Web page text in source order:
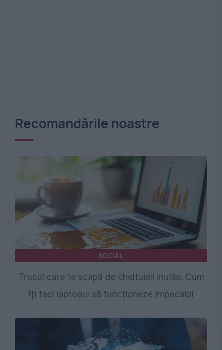
Recomandările noastre
SOCIAL
Trucul care te scapă de cheltuieli inutile. Cum
îți faci laptopul să funcționeze impecabil